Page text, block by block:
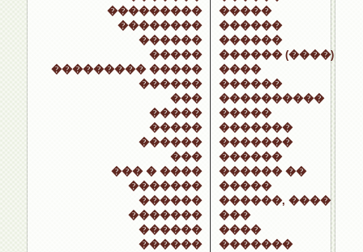
���������
��������
������
�����
��������� �����
������
���
�����
�����
������
���
��� � ����
�������
������
�������
������
������
�����
������
������
������ (����)
����
������
����������
�����
�������
�������
������
������ ��
�����
������, ����
���
����
�������